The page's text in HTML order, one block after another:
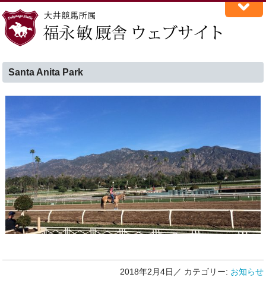
Santa Anita Park
2018年2月4日／ カテゴリー: お知らせ